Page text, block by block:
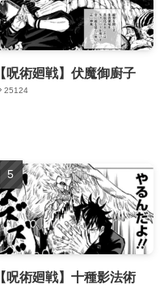
【呪術廻戦】伏魔御廚子
25124
【呪術廻戦】十種影法術